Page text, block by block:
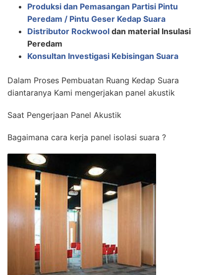
Produksi dan Pemasangan Partisi Pintu
Peredam / Pintu Geser Kedap Suara
Distributor Rockwool dan material Insulasi
Peredam
Konsultan Investigasi Kebisingan Suara
Dalam Proses Pembuatan Ruang Kedap Suara
diantaranya Kami mengerjakan panel akustik
Saat Pengerjaan Panel Akustik
Bagaimana cara kerja panel isolasi suara ?